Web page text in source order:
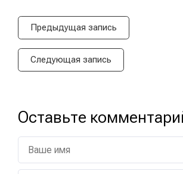
Предыдущая запись
Следующая запись
Оставьте